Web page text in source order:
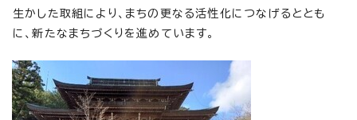
生かした取組により、まちの更なる活性化につなげるととも
に、新たなまちづくりを進めています。